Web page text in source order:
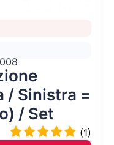
/ Sinistra =
/ Set
(1)